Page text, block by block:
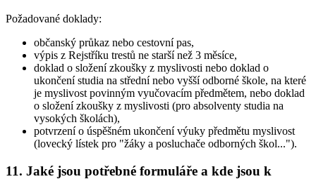
Požadované doklady:
občanský průkaz nebo cestovní pas,
výpis z Rejstříku trestů ne starší než 3 měsíce,
doklad o složení zkoušky z myslivosti nebo doklad o
ukončení studia na střední nebo vyšší odborné škole, na které
je myslivost povinným vyučovacím předmětem, nebo doklad
o složení zkoušky z myslivosti (pro absolventy studia na
vysokých školách),
potvrzení o úspěšném ukončení výuky předmětu myslivost
(lovecký lístek pro "žáky a posluchače odborných škol...").
11. Jaké jsou potřebné formuláře a kde jsou k